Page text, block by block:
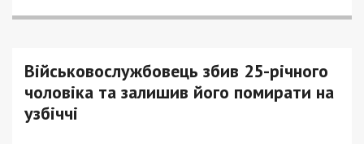
Військовослужбовець збив 25-річного
чоловіка та залишив його помирати на
узбіччі